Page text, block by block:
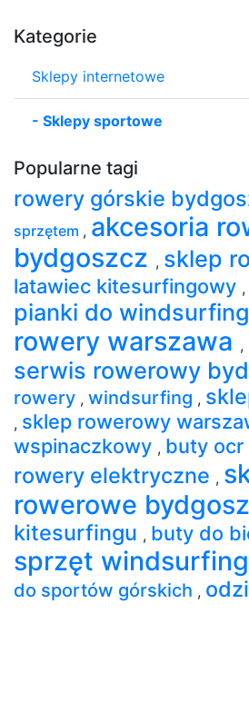
Kategorie
Sklepy internetowe
- Sklepy sportowe
Popularne tagi
rowery górskie
sprzętem , akcesoria
bydgoszcz , sklep
latawiec kitesurfingowy ,
pianki do
rowery warszawa ,
serwis rowerowy
rowery , windsurfing ,
, sklep rowerowy
wspinaczkowy , buty ocr
rowery elektryczne ,
rowerowe
kitesurfingu , buty do
sprzęt
do sportów górskich ,